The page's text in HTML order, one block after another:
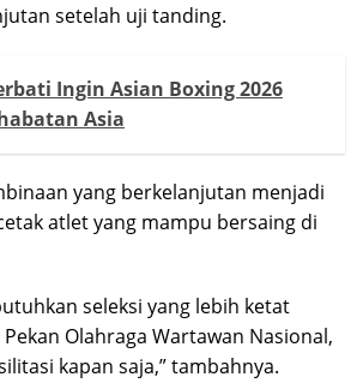
setelah uji tanding.
Ingin Asian Boxing 2026
Asia
yang berkelanjutan menjadi
atlet yang mampu bersaing di
seleksi yang lebih ketat
Olahraga Wartawan Nasional,
kapan saja,” tambahnya.